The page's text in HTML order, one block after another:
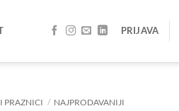
PRIJAVA
PRAZNICI / NAJPRODAVANIJI